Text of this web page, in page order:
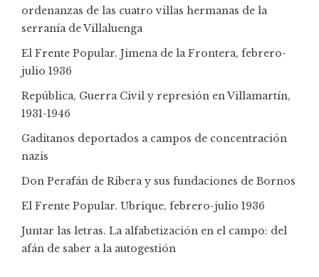
ordenanzas de las cuatro villas hermanas de la
serranía de Villaluenga
El Frente Popular. Jimena de la Frontera, febrero-
julio 1936
República, Guerra Civil y represión en Villamartín,
1931-1946
Gaditanos deportados a campos de concentración
nazis
Don Perafán de Ribera y sus fundaciones de Bornos
El Frente Popular. Ubrique, febrero-julio 1936
Juntar las letras. La alfabetización en el campo: del
afán de saber a la autogestión